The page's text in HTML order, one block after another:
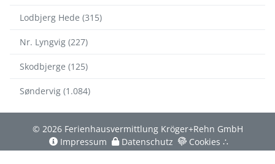
Lodbjerg Hede (315)
Nr. Lyngvig (227)
Skodbjerge (125)
Søndervig (1.084)
© 2026 Ferienhausvermittlung Kröger+Rehn GmbH
Impressum
Datenschutz Cookies ∴